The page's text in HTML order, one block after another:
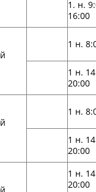
1. н.
16:00
1 н.
1 н.
20:00
1 н.
1 н.
20:00
1 н.
20:00